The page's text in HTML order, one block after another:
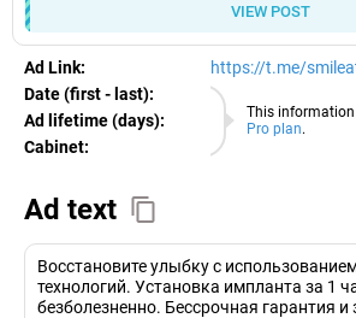
VIEW POST
Ad Link: https://t.me/
This
Pro plan.
Date (first - last):
06.08.2026
Ad lifetime (days):
Cabinet:
EURO
Ad text
Восстановите улыбку с
технологий. Установка импланта за 1
безболезненно. Бессрочная гарантия и